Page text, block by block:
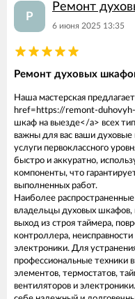
Р
Ремонт
6 июня 2025 13:35
Ремонт духовых
Наша мастерская
href=https://remont-
шкаф на выезде</a> всех
важны для вас ваши
услуги первоклассного
быстро и аккуратно,
компоненты, что
выполненных работ.
Наиболее
владельцы духовых шкафов,
выход из строя таймера,
контроллера,
электроники. Для
профессиональные техники
элементов, термостатов,
вентиляторов и